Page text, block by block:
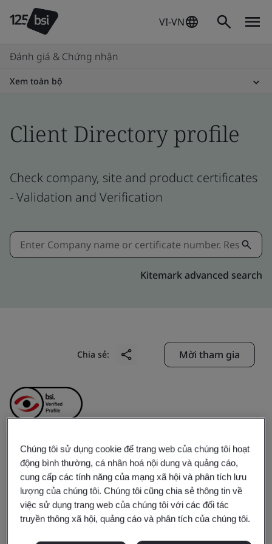
VI-VN
Đánh giá & Chứng nhận
Xem toàn bộ
Client Directory profile
Check company, site and product certificates
- Validation and Verification
Kitemark advanced search
Chia sẻ: Mời tham gia
MISA Joint Stock
Company
Chúng tôi sử dụng cookie để trang web của chúng tôi hoạt
động bình thường, cá nhân hoá nội dung và quảng cáo,
cung cấp các tính năng của mạng xã hội và phân tích lưu
lượng của chúng tôi. Chúng tôi cũng chia sẻ thông tin về
việc sử dụng trang web của chúng tôi với các đối tác
truyền thông xã hội, quảng cáo và phân tích của chúng tôi.